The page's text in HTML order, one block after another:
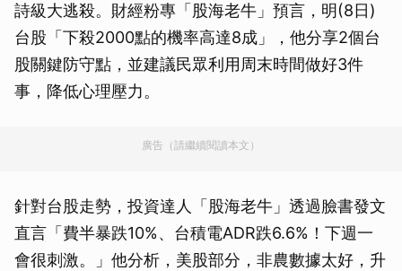
詩級大逃殺。財經粉專「股海老牛」預言，明(8日)
台股「下殺2000點的機率高達8成」，他分享2個台
股關鍵防守點，並建議民眾利用周末時間做好3件
事，降低心理壓力。
廣告（請繼續閱讀本文）
針對台股走勢，投資達人「股海老牛」透過臉書發文
直言「費半暴跌10%、台積電ADR跌6.6%！下週一
會很刺激。」他分析，美股部分，非農數據太好，升